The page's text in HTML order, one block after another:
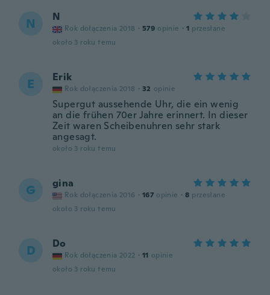
N N
Rok dołączenia 2018 · 579 opinie · 1 przesłane
około 3 roku temu
E Erik
Rok dołączenia 2018 · 32 opinie
Supergut aussehende Uhr, die ein wenig
an die frühen 70er Jahre erinnert. In dieser
Zeit waren Scheibenuhren sehr stark
angesagt.
około 3 roku temu
G gina
Rok dołączenia 2016 · 167 opinie · 8 przesłane
około 3 roku temu
D Do
Rok dołączenia 2022 · 11 opinie
około 3 roku temu